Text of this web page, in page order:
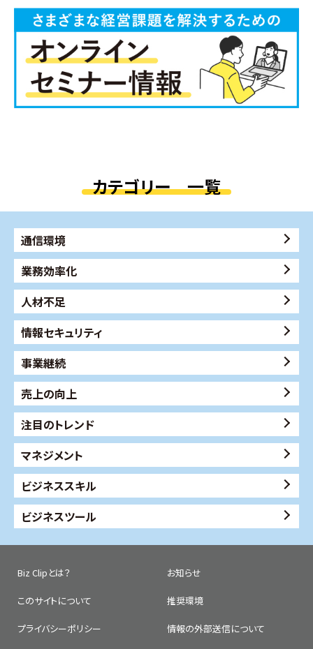
カテゴリー 一覧
通信環境
業務効率化
人材不足
情報セキュリティ
事業継続
売上の向上
注目のトレンド
マネジメント
ビジネススキル
ビジネスツール
Biz Clipとは？ お知らせ
このサイトについて 推奨環境
プライバシーポリシー 情報の外部送信について